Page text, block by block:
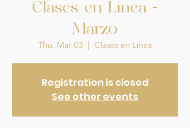
Clases en Línea -
Marzo
Thu, Mar 03 Clases en Línea
Registration is closed
See other events